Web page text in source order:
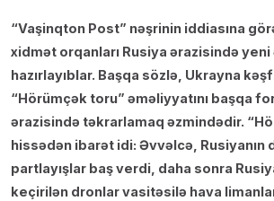
“Vaşinqton Post” nəşrinin iddiasına
xidmət orqanları Rusiya ərazisində
hazırlayıblar. Başqa sözlə, Ukrayna
“Hörümçək toru” əməliyyatını başqa
ərazisində təkrarlamaq əzmindədir.
hissədən ibarət idi: Əvvəlcə, Rusiyanın
partlayışlar baş verdi, daha sonra
keçirilən dronlar vasitəsilə hava